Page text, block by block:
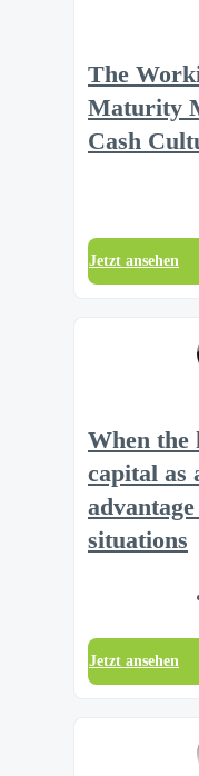
The
Maturity
Cash
Jetzt ansehen
When the
capital as
situations
Jetzt ansehen